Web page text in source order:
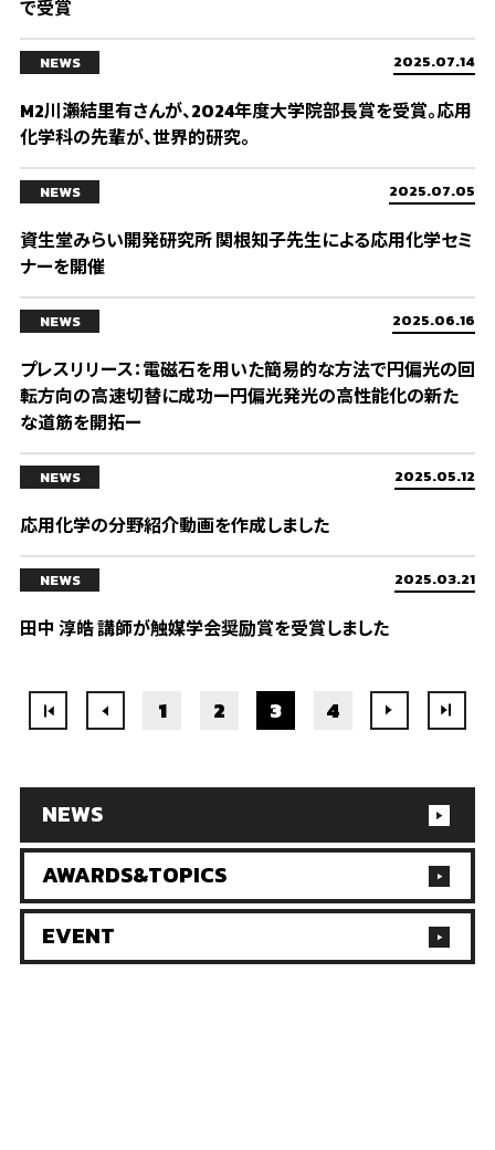
NEWS
AWARDS&TOPICS
EVENT
で受賞
2025.07.14
NEWS
M2川瀨結里有さんが、2024年度大学院部長賞を受賞。応用
化学科の先輩が、世界的研究。
2025.07.05
NEWS
資生堂みらい開発研究所 関根知子先生による応用化学セミ
ナーを開催
2025.06.16
NEWS
プレスリリース：電磁石を用いた簡易的な方法で円偏光の回
転方向の高速切替に成功ー円偏光発光の高性能化の新た
な道筋を開拓ー
2025.05.12
NEWS
応用化学の分野紹介動画を作成しました
2025.03.21
NEWS
田中 淳皓 講師が触媒学会奨励賞を受賞しました
1 2 3 4